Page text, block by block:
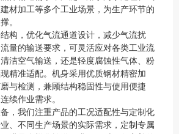
材加工等多个工业场景，为生产环节的
。
构，优化气流通道设计，减少气流扰
量的输送要求，可灵活应对各类工业流
洁空气输送，还是轻度腐蚀性气体、粉
精准适配。机身采用优质钢材精密加
与检测，兼顾结构稳固性与使用便捷
续作业需求。
，我们注重产品的工况适配性与定制化
、不同生产场景的实际需求，定制专属